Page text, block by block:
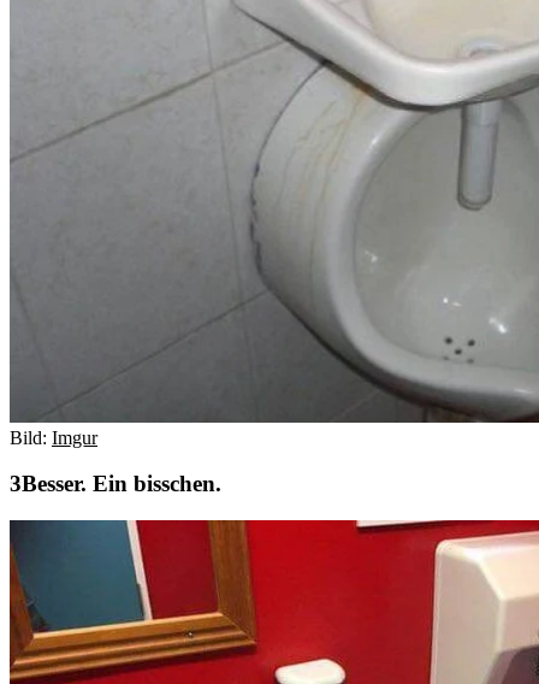
Bild: Imgur
Besser. Ein bisschen.